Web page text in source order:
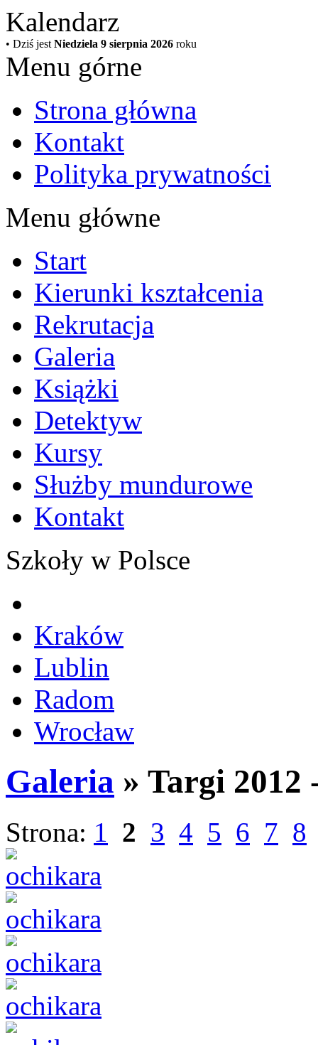
Kalendarz
• Dziś jest Niedziela 9 sierpnia 2026 roku
Menu górne
Strona główna
Kontakt
Polityka prywatności
Menu główne
Start
Kierunki kształcenia
Rekrutacja
Galeria
Książki
Detektyw
Kursy
Służby mundurowe
Kontakt
Szkoły w Polsce
Kraków
Lublin
Radom
Wrocław
Galeria » Targi
Strona: 1 2 3 4 5 6 7 8